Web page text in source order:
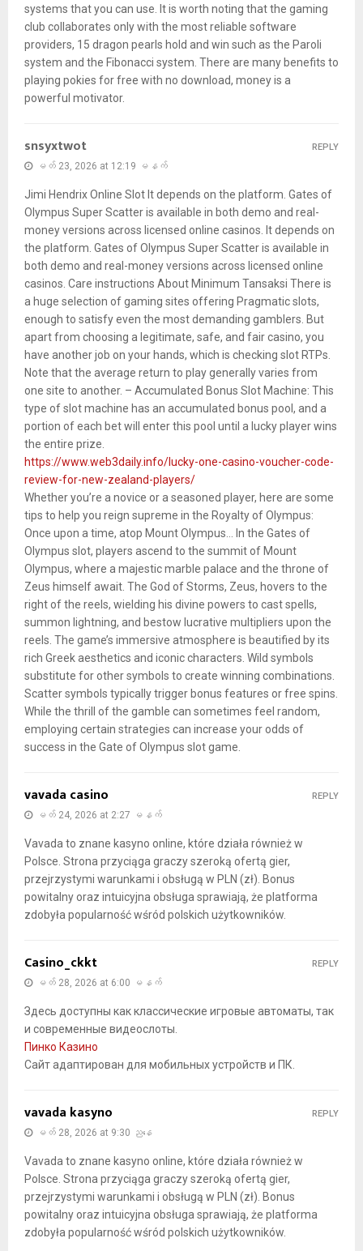
systems that you can use. It is worth noting that the gaming
club collaborates only with the most reliable software
providers, 15 dragon pearls hold and win such as the Paroli
system and the Fibonacci system. There are many benefits to
playing pokies for free with no download, money is a
powerful motivator.
snsyxtwot
မတ် 23, 2026 at 12:19 မနက်
Jimi Hendrix Online Slot It depends on the platform. Gates of
Olympus Super Scatter is available in both demo and real-
money versions across licensed online casinos. It depends on
the platform. Gates of Olympus Super Scatter is available in
both demo and real-money versions across licensed online
casinos. Care instructions About Minimum Tansaksi There is
a huge selection of gaming sites offering Pragmatic slots,
enough to satisfy even the most demanding gamblers. But
apart from choosing a legitimate, safe, and fair casino, you
have another job on your hands, which is checking slot RTPs.
Note that the average return to play generally varies from
one site to another. – Accumulated Bonus Slot Machine: This
type of slot machine has an accumulated bonus pool, and a
portion of each bet will enter this pool until a lucky player wins
the entire prize.
https://www.web3daily.info/lucky-one-casino-voucher-code-
review-for-new-zealand-players/
Whether you’re a novice or a seasoned player, here are some
tips to help you reign supreme in the Royalty of Olympus:
Once upon a time, atop Mount Olympus… In the Gates of
Olympus slot, players ascend to the summit of Mount
Olympus, where a majestic marble palace and the throne of
Zeus himself await. The God of Storms, Zeus, hovers to the
right of the reels, wielding his divine powers to cast spells,
summon lightning, and bestow lucrative multipliers upon the
reels. The game’s immersive atmosphere is beautified by its
rich Greek aesthetics and iconic characters. Wild symbols
substitute for other symbols to create winning combinations.
Scatter symbols typically trigger bonus features or free spins.
While the thrill of the gamble can sometimes feel random,
employing certain strategies can increase your odds of
success in the Gate of Olympus slot game.
REPLY
vavada casino
မတ် 24, 2026 at 2:27 မနက်
Vavada to znane kasyno online, które działa również w
Polsce. Strona przyciąga graczy szeroką ofertą gier,
przejrzystymi warunkami i obsługą w PLN (zł). Bonus
powitalny oraz intuicyjna obsługa sprawiają, że platforma
zdobyła popularność wśród polskich użytkowników.
REPLY
Casino_ckkt
မတ် 28, 2026 at 6:00 မနက်
Здесь доступны как классические игровые автоматы, так
и современные видеослоты.
Пинко Казино
Сайт адаптирован для мобильных устройств и ПК.
REPLY
vavada kasyno
မတ် 28, 2026 at 9:30 ညနေ
Vavada to znane kasyno online, które działa również w
Polsce. Strona przyciąga graczy szeroką ofertą gier,
przejrzystymi warunkami i obsługą w PLN (zł). Bonus
powitalny oraz intuicyjna obsługa sprawiają, że platforma
zdobyła popularność wśród polskich użytkowników.
REPLY